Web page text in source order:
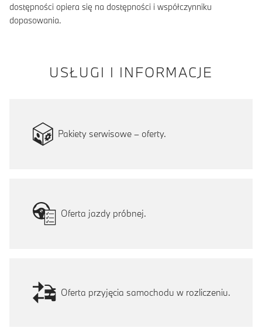
dostępności opiera się na dostępności i współczynniku
dopasowania.
USŁUGI I INFORMACJE
Pakiety serwisowe – oferty.
Oferta jazdy próbnej.
Oferta przyjęcia samochodu w rozliczeniu.